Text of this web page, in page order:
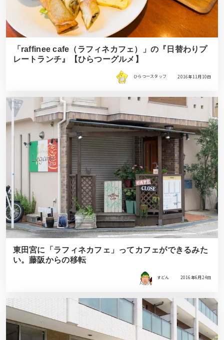
「raffinee cafe（ラフィネカフェ）」の『日替わりプ
レートランチ』【ひらつーグルメ】
ひらつースタッフ 2016年11月10日
東田宮に「ラフィネカフェ」ってカフェができるみた
い。藤阪からの移転
すどん 2016年6月24日